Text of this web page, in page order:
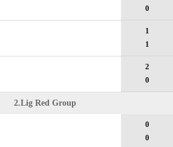
0
1
1
2
0
2.Lig Red Group
0
0